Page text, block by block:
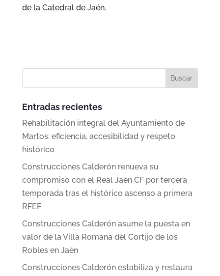
de la Catedral de Jaén.
Entradas recientes
Rehabilitación integral del Ayuntamiento de
Martos: eficiencia, accesibilidad y respeto
histórico
Construcciones Calderón renueva su
compromiso con el Real Jaén CF por tercera
temporada tras el histórico ascenso a primera
RFEF
Construcciones Calderón asume la puesta en
valor de la Villa Romana del Cortijo de los
Robles en Jaén
Construcciones Calderón estabiliza y restaura